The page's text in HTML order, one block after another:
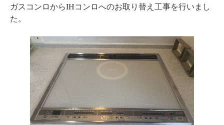
ガスコンロからIHコンロへのお取り替え工事を行いまし
た。